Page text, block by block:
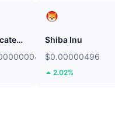
Catecoin (catecoin.shop)
Shiba Inu
$0.00000496
2.02%